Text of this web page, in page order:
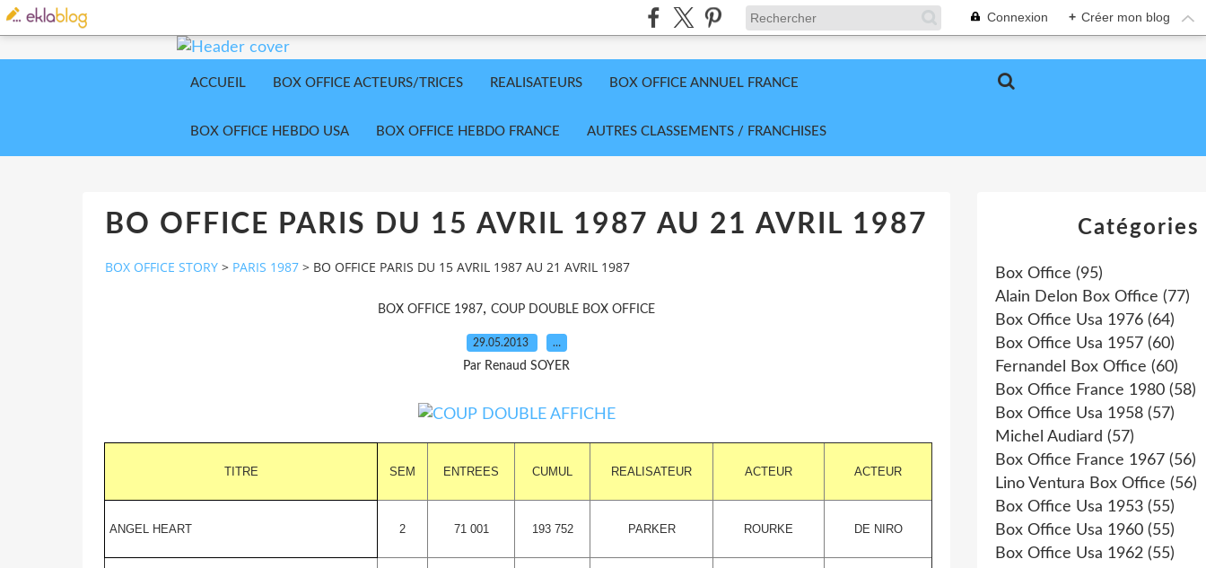
Connexion + Créer mon blog
ACCUEIL BOX OFFICE ACTEURS/TRICES REALISATEURS BOX OFFICE ANNUEL FRANCE
BOX OFFICE HEBDO USA BOX OFFICE HEBDO FRANCE AUTRES CLASSEMENTS / FRANCHISES
BO OFFICE PARIS DU 15 AVRIL 1987 AU 21 AVRIL 1987
BOX OFFICE STORY > PARIS 1987 > BO OFFICE PARIS DU 15 AVRIL 1987 AU 21 AVRIL 1987
BOX OFFICE 1987, COUP DOUBLE BOX OFFICE
29.05.2013 …
Par Renaud SOYER
TITRE SEM ENTREES CUMUL REALISATEUR ACTEUR ACTEUR
ANGEL HEART 2 71 001 193 752 PARKER ROURKE DE NIRO
Catégories
Box Office (95)
Alain Delon Box Office (77)
Box Office Usa 1976 (64)
Box Office Usa 1957 (60)
Fernandel Box Office (60)
Box Office France 1980 (58)
Box Office Usa 1958 (57)
Michel Audiard (57)
Box Office France 1967 (56)
Lino Ventura Box Office (56)
Box Office Usa 1953 (55)
Box Office Usa 1960 (55)
Box Office Usa 1962 (55)